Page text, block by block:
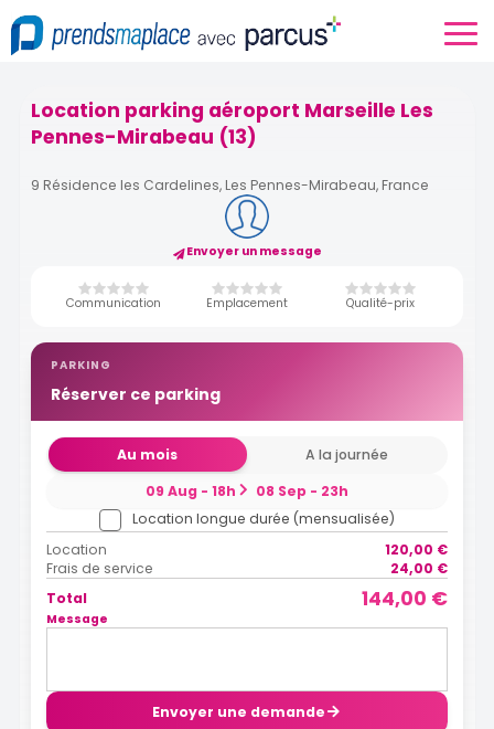
Location parking aéroport Marseille Les
Pennes-Mirabeau (13)
9 Résidence les Cardelines, Les Pennes-Mirabeau, France
Envoyer un message
Communication Emplacement Qualité-prix
PARKING
Réserver ce parking
Au mois
A la journée
09 Aug - 18h
08 Sep - 23h
Location longue durée (mensualisée)
Location
120,00 €
Frais de service
24,00 €
Total
144,00 €
Message
Envoyer une demande